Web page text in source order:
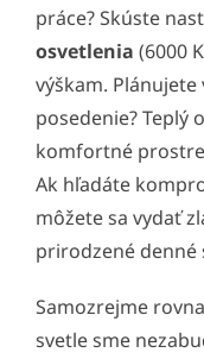
práce? Skúste
osvetlenia (6000
výškam.
posedenie? Teplý
komfortné
Ak hľadáte
môžete sa vydať
prirodzené denné
Samozrejme
svetle sme